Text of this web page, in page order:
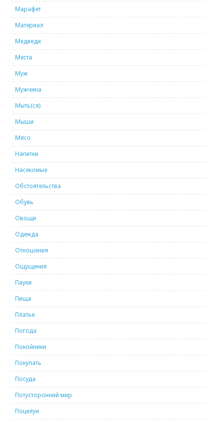
Марафет
Материал
Медведи
Места
Муж
Мужчина
Мыть(ся)
Мыши
Мясо
Напитки
Насекомые
Обстоятельства
Обувь
Овощи
Одежда
Отношения
Ощущения
Пауки
Пища
Платье
Погода
Покойники
Покупать
Посуда
Потусторонний мир
Поцелуи